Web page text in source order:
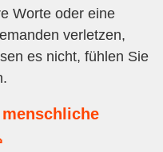
Worte oder eine
verletzen,
es nicht, fühlen Sie
menschliche